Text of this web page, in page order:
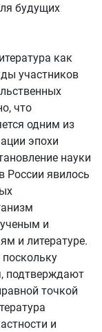
будущих
как
участников
что
одним из
эпохи
науки
России явилось
ученым и
и литературе.
подтверждают
точкой
и